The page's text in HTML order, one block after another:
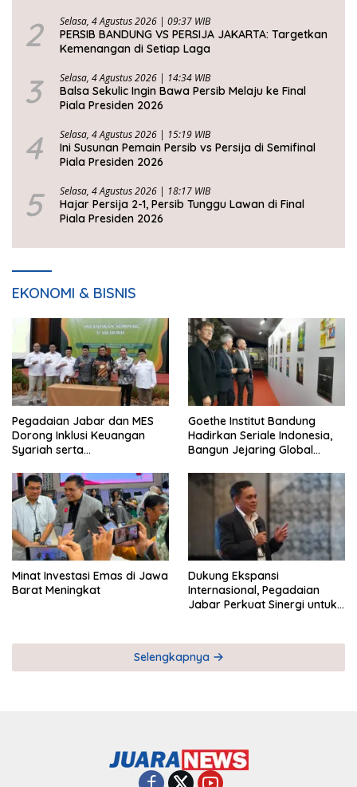
2 Selasa, 4 Agustus 2026 | 09:37 WIB
PERSIB BANDUNG VS PERSIJA JAKARTA: Targetkan
Kemenangan di Setiap Laga
3 Selasa, 4 Agustus 2026 | 14:34 WIB
Balsa Sekulic Ingin Bawa Persib Melaju ke Final
Piala Presiden 2026
4 Selasa, 4 Agustus 2026 | 15:19 WIB
Ini Susunan Pemain Persib vs Persija di Semifinal
Piala Presiden 2026
5 Selasa, 4 Agustus 2026 | 18:17 WIB
Hajar Persija 2-1, Persib Tunggu Lawan di Final
Piala Presiden 2026
EKONOMI & BISNIS
Pegadaian Jabar dan MES
Dorong Inklusi Keuangan
Syariah serta
Goethe Institut Bandung
Hadirkan Seriale Indonesia,
Bangun Jejaring Global
Minat Investasi Emas di Jawa
Barat Meningkat
Dukung Ekspansi
Internasional, Pegadaian
Jabar Perkuat Sinergi untuk
Selengkapnya